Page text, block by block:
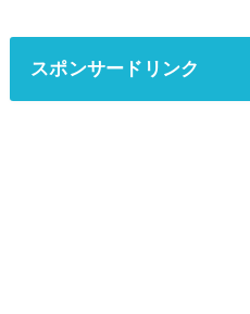
スポンサードリンク